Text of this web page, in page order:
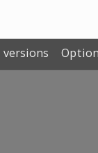
versions